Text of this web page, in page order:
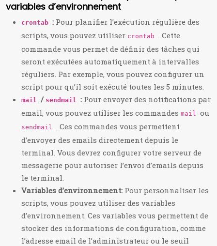
variables d’environnement
crontab : Pour planifier l’exécution régulière des
scripts, vous pouvez utiliser crontab . Cette
commande vous permet de définir des tâches qui
seront exécutées automatiquement à intervalles
réguliers. Par exemple, vous pouvez configurer un
script pour qu’il soit exécuté toutes les 5 minutes.
mail / sendmail : Pour envoyer des notifications par
email, vous pouvez utiliser les commandes mail ou
sendmail . Ces commandes vous permettent
d’envoyer des emails directement depuis le
terminal. Vous devrez configurer votre serveur de
messagerie pour autoriser l’envoi d’emails depuis
le terminal.
Variables d’environnement: Pour personnaliser les
scripts, vous pouvez utiliser des variables
d’environnement. Ces variables vous permettent de
stocker des informations de configuration, comme
l’adresse email de l’administrateur ou le seuil